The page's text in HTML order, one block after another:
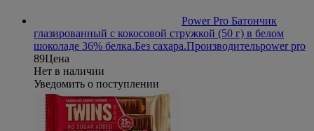
Power Pro Батончик
глазированный с кокосовой стружкой (50 г) в белом
шоколаде 36% белка.Без сахара.Производительpower pro
89Цена
Нет в наличии
Уведомить о поступлении